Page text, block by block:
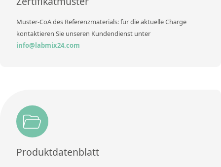
Muster-CoA des Referenzmaterials: für die aktuelle Charge
kontaktieren Sie unseren Kundendienst unter
info@labmix24.com
Produktdatenblatt